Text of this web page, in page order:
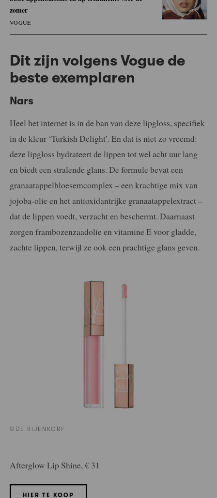
zomer
VOGUE
Dit zijn volgens Vogue de
beste exemplaren
Nars
Heel het internet is in de ban van deze lipgloss, specifiek
in de kleur ‘Turkish Delight’. En dat is niet zo vreemd:
deze lipgloss hydrateert de lippen tot wel acht uur lang
en biedt een stralende glans. De formule bevat een
granaatappelbloesemcomplex – een krachtige mix van
jojoba-olie en het antioxidantrijke granaatappelextract –
dat de lippen voedt, verzacht en beschermt. Daarnaast
zorgen frambozenzaadolie en vitamine E voor gladde,
zachte lippen, terwijl ze ook een prachtige glans geven.
©DE BIJENKORF
Afterglow Lip Shine, € 31
HIER TE KOOP